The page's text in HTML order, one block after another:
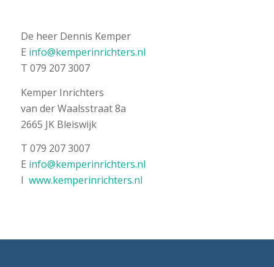
De heer Dennis Kemper
E info@kemperinrichters.nl
T 079 207 3007
Kemper Inrichters
van der Waalsstraat 8a
2665 JK Bleiswijk
T 079 207 3007
E info@kemperinrichters.nl
I www.kemperinrichters.nl